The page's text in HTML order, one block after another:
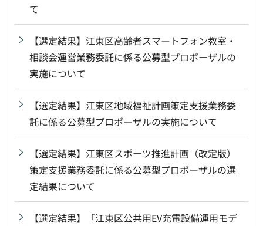
て
【選定結果】江東区高齢者スマートフォン教室・
相談会運営業務委託に係る公募型プロポーザルの
実施について
【選定結果】江東区地域福祉計画策定支援業務委
託に係る公募型プロポーザルの実施について
【選定結果】江東区スポーツ推進計画（改定版）
策定支援業務委託に係る公募型プロポーザルの選
定結果について
【選定結果】「江東区公共用EV充電設備運用モデ